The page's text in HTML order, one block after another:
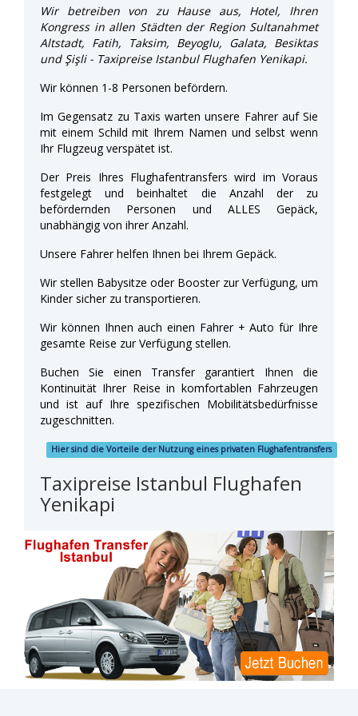
Wir betreiben von zu Hause aus, Hotel, Ihren
Kongress in allen Städten der Region Sultanahmet
Altstadt, Fatih, Taksim, Beyoglu, Galata, Besiktas
und Şişli - Taxipreise Istanbul Flughafen Yenikapi.
Wir können 1-8 Personen befördern.
Im Gegensatz zu Taxis warten unsere Fahrer auf Sie
mit einem Schild mit Ihrem Namen und selbst wenn
Ihr Flugzeug verspätet ist.
Der Preis Ihres Flughafentransfers wird im Voraus
festgelegt und beinhaltet die Anzahl der zu
befördernden Personen und ALLES Gepäck,
unabhängig von ihrer Anzahl.
Unsere Fahrer helfen Ihnen bei Ihrem Gepäck.
Wir stellen Babysitze oder Booster zur Verfügung, um
Kinder sicher zu transportieren.
Wir können Ihnen auch einen Fahrer + Auto für Ihre
gesamte Reise zur Verfügung stellen.
Buchen Sie einen Transfer garantiert Ihnen die
Kontinuität Ihrer Reise in komfortablen Fahrzeugen
und ist auf Ihre spezifischen Mobilitätsbedürfnisse
zugeschnitten.
Hier sind die Vorteile der Nutzung eines privaten Flughafentransfers
Taxipreise Istanbul Flughafen
Yenikapi